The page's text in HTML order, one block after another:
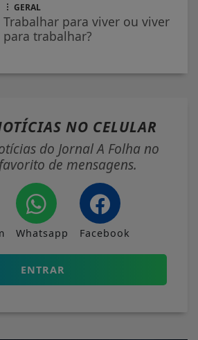
GERAL
Trabalhar para viver ou viver
para trabalhar?
NO CELULAR
do Jornal A Folha no
de mensagens.
Whatsapp Facebook
ENTRAR